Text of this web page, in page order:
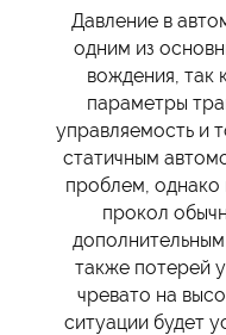
Давление в
одним из
вождения, так
параметры
управляемость и
статичным
проблем, однако
прокол
также потерей
чревато на
ситуации будет